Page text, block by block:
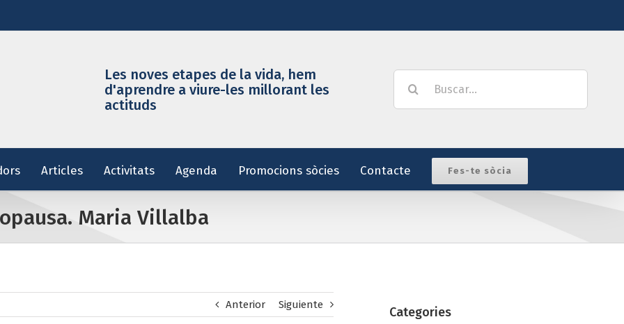
Les noves etapes de la vida, hem
d'aprendre a viure-les millorant les
actituds
Articles Activitats Agenda Promocions sòcies Contacte Fes-te sòcia
Maria Villalba
Anterior Siguiente Categories